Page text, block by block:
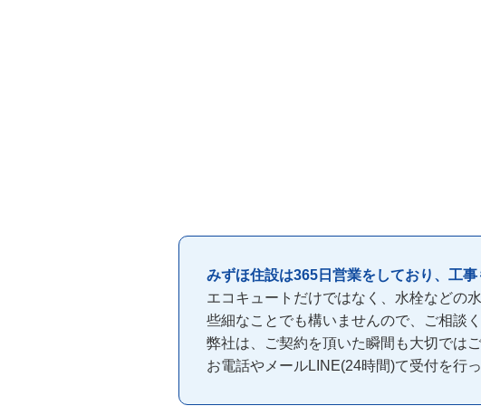
みずほ住設は365日営業をしており、工
エコキュートだけではなく、水栓などの
些細なことでも構いませんので、ご相談く
弊社は、ご契約を頂いた瞬間も大切では
お電話やメールLINE(24時間)て受付を行